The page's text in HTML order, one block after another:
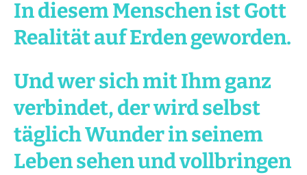
In diesem Menschen ist Gott
Realität auf Erden geworden.
Und wer sich mit Ihm ganz
verbindet, der wird selbst
täglich Wunder in seinem
Leben sehen und vollbringen